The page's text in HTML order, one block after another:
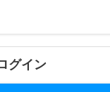
グイン